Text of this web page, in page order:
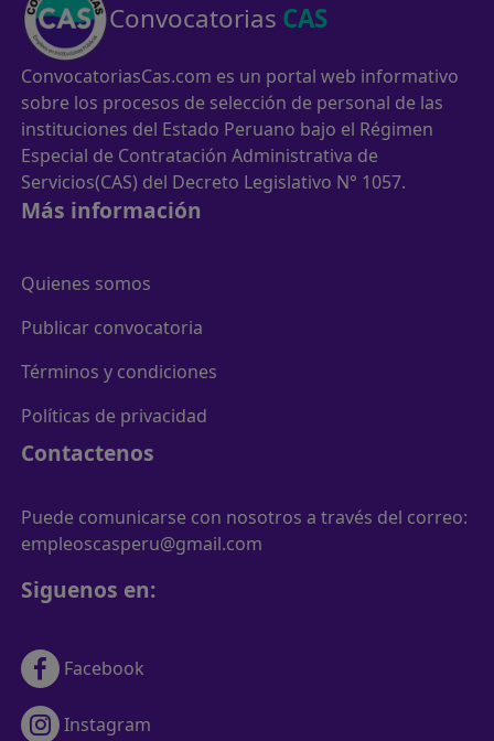
Convocatorias CAS
ConvocatoriasCas.com es un portal web informativo
sobre los procesos de selección de personal de las
instituciones del Estado Peruano bajo el Régimen
Especial de Contratación Administrativa de
Servicios(CAS) del Decreto Legislativo N° 1057.
Más información
Quienes somos
Publicar convocatoria
Términos y condiciones
Políticas de privacidad
Contactenos
Puede comunicarse con nosotros a través del correo:
empleoscasperu@gmail.com
Siguenos en:
Facebook
Instagram